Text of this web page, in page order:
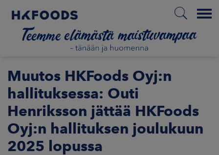
Menu
ETUSIVU
MEISTÄ
Muutos HKFoods Oyj:n
hallituksessa: Outi
Henriksson jättää HKFoods
Oyj:n hallituksen joulukuun
2025 lopussa